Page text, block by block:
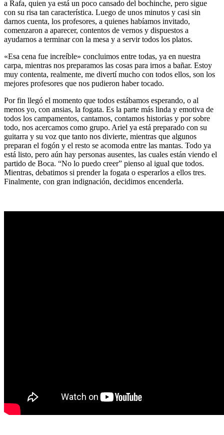
a Rafa, quien ya está un poco cansado del bochinche, pero sigue
con su risa tan característica. Luego de unos minutos y casi sin
darnos cuenta, los profesores, a quienes habíamos invitado,
comenzaron a aparecer, contentos de vernos y dispuestos a
ayudarnos a terminar con la mesa y a servir todos los platos.
«Esa cena fue increíble» concluimos entre todas, ya en nuestra
carpa, mientras nos preparamos las cosas para irnos a bañar. Estoy
muy contenta, realmente, me divertí mucho con todos ellos, son los
mejores profesores que nos pudieron haber tocado.
Por fin llegó el momento que todos estábamos esperando, o al
menos yo, con ansias, la fogata. Es la parte más linda y emotiva de
todos los campamentos, cantamos, contamos historias y por sobre
todo, nos acercamos como grupo. Ariel ya está preparado con su
guitarra y su voz que tanto nos divierte, mientras que algunos
preparan el fogón y el resto se acomoda entre las mantas. Todo ya
está listo, pero aún hay personas ausentes, las cuales están viendo el
partido de Boca. “No lo puedo creer” pienso al igual que todos.
Mientras, debatimos si prender la fogata o esperarlos a ellos tres.
Finalmente, con gran indignación, decidimos encenderla.